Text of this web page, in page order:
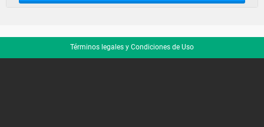
Términos legales y Condiciones de Uso